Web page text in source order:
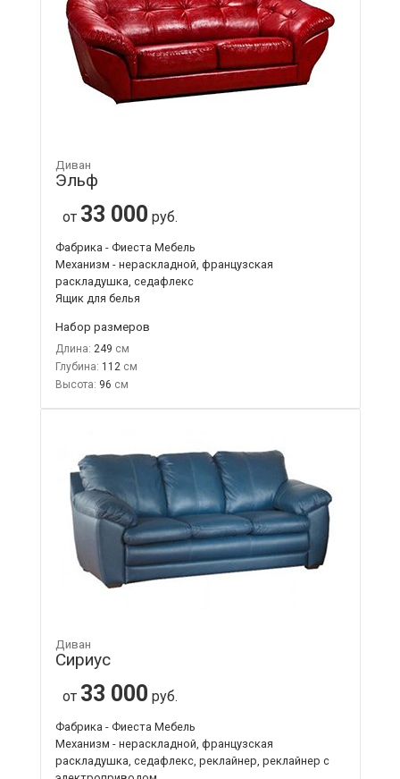
Диван
Эльф
от 33 000 руб.
Фабрика - Фиеста Мебель
Механизм - нераскладной, французская
раскладушка, седафлекс
Ящик для белья
Набор размеров
Длина: 249
Глубина: 112
Высота: 96
Диван
Сириус
от 33 000 руб.
Фабрика - Фиеста Мебель
Механизм - нераскладной, французская
раскладушка, седафлекс, реклайнер, реклайнер с